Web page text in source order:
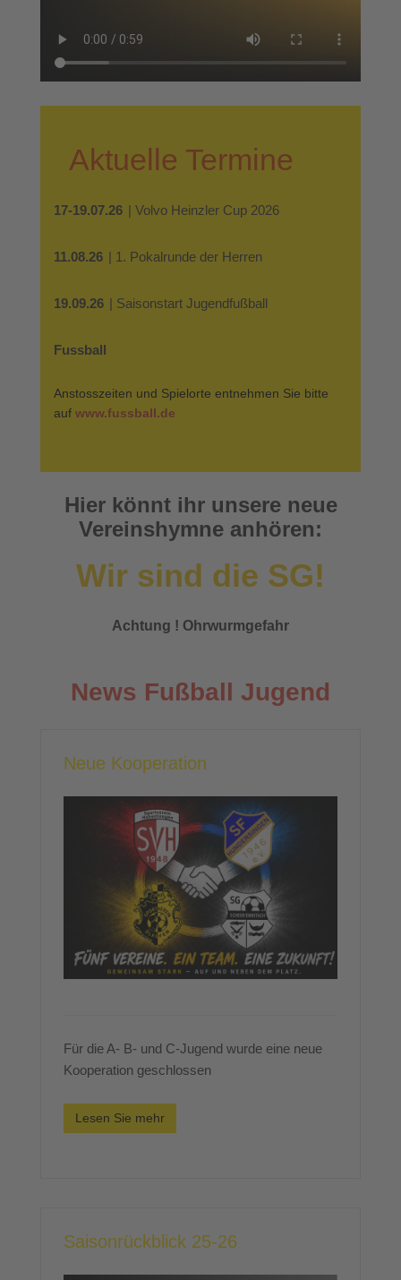
Aktuelle Termine
17-19.07.26 | Volvo Heinzler Cup 2026
11.08.26 | 1. Pokalrunde der Herren
19.09.26 | Saisonstart Jugendfußball
Fussball
Anstosszeiten und Spielorte entnehmen Sie bitte
auf www.fussball.de
Hier könnt ihr unsere neue
Vereinshymne anhören:
Wir sind die SG!
Achtung ! Ohrwurmgefahr
News Fußball Jugend
Neue Kooperation
Für die A- B- und C-Jugend wurde eine neue
Kooperation geschlossen
Lesen Sie mehr
Saisonrückblick 25-26